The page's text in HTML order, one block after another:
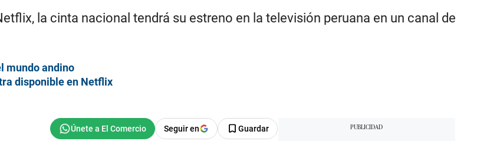
la cinta nacional tendrá su estreno en la televisión peruana en un canal de
mundo andino
disponible en Netflix
Seguir en Guardar